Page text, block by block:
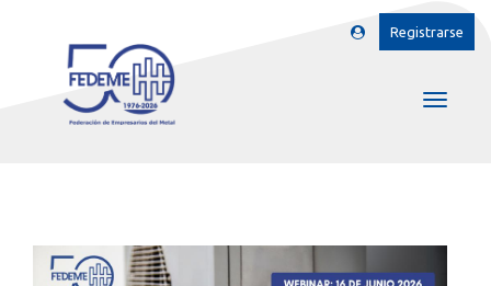
Registrarse